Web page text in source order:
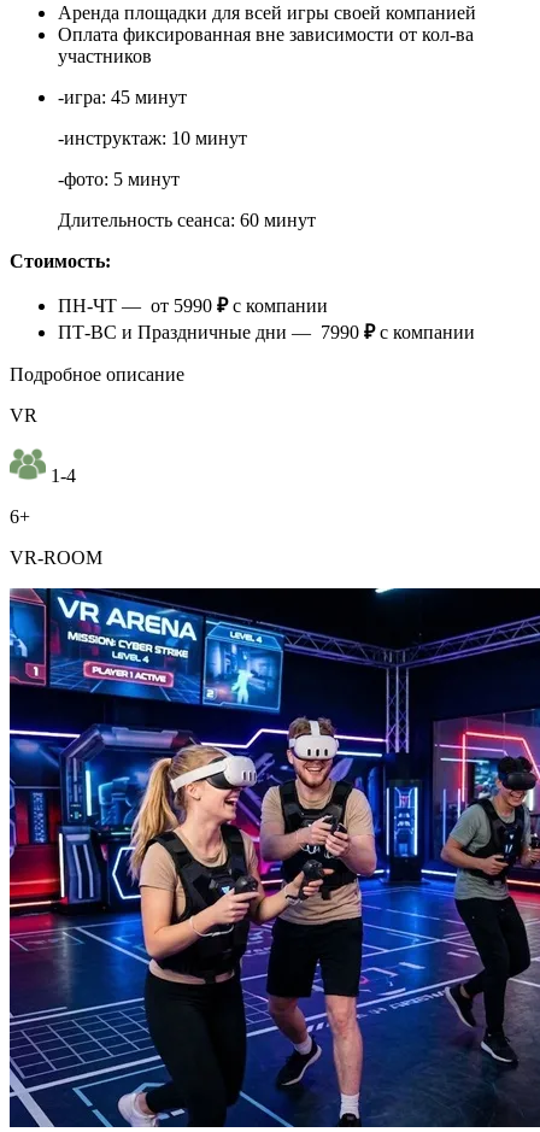
Аренда площадки для всей игры своей компанией
Оплата фиксированная вне зависимости от кол-ва
участников
-игра: 45 минут
-инструктаж: 10 минут
-фото: 5 минут
Длительность сеанса: 60 минут
Стоимость:
ПН-ЧТ — от 5990 ₽с компании
ПТ-ВС и Праздничные дни — 7990 ₽с компании
Подробное описание
VR
1-4
6+
VR-ROOM